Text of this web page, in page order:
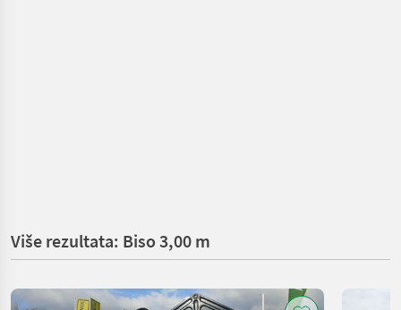
Više rezultata: Biso 3,00 m